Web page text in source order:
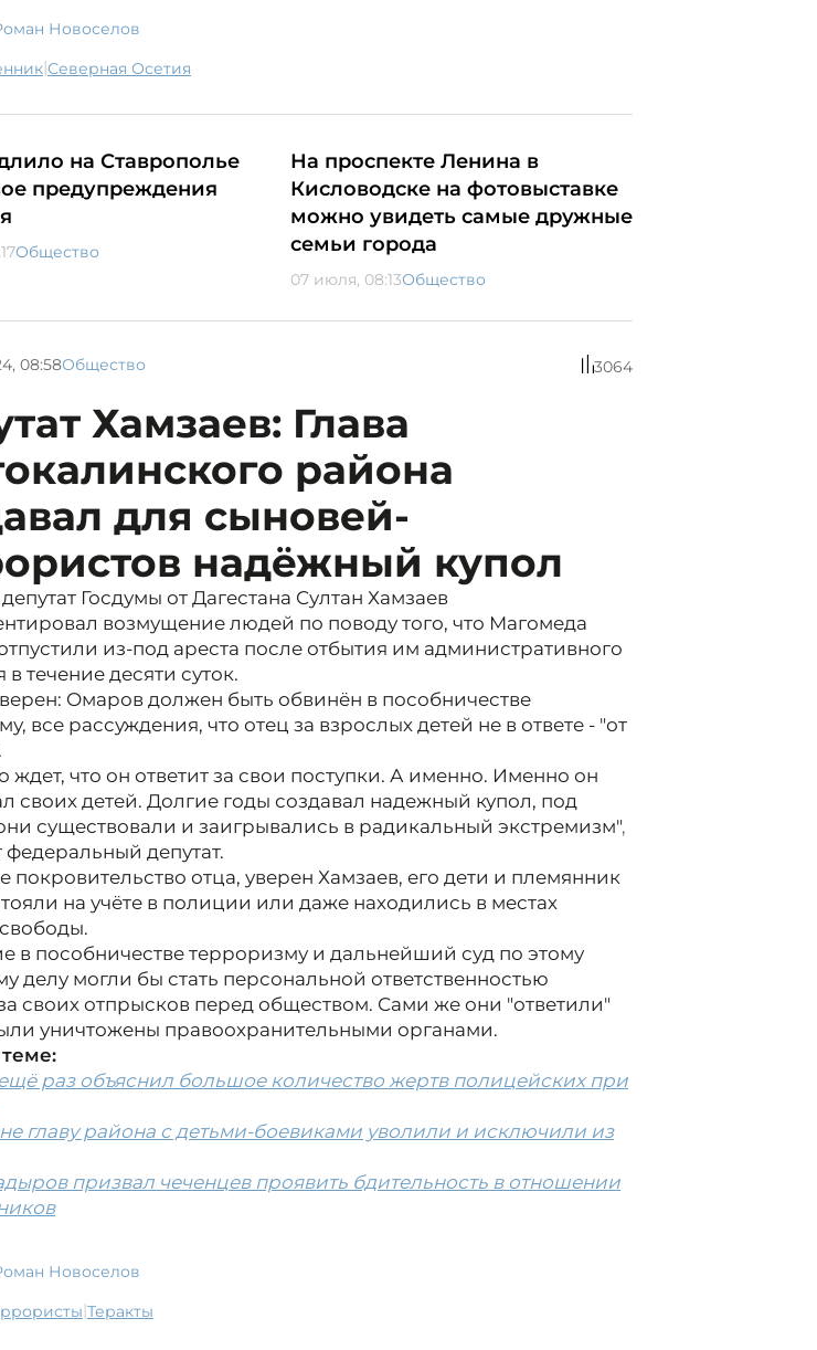
Новоселов
| Северная Осетия
на Ставрополье
предупреждения
Общество
На проспекте Ленина в
Кисловодске на фотовыставке
можно увидеть самые дружные
семьи города
07 июля, 08:13Общество
08:58Общество 3064
Хамзаев: Глава
района
для сыновей-
надёжный купол
Госдумы от Дагестана Султан Хамзаев
возмущение людей по поводу того, что Магомеда
из-под ареста после отбытия им административного
в течение десяти суток.
Омаров должен быть обвинён в пособничестве
все рассуждения, что отец за взрослых детей не в ответе - "от
ждет, что он ответит за свои поступки. А именно. Именно он
своих детей. Долгие годы создавал надежный купол, под
существовали и заигрывались в радикальный экстремизм",
федеральный депутат.
покровительство отца, уверен Хамзаев, его дети и племянник
на учёте в полиции или даже находились в местах
в пособничестве терроризму и дальнейший суд по этому
делу могли бы стать персональной ответственностью
своих отпрысков перед обществом. Сами же они "ответили"
уничтожены правоохранительными органами.
раз объяснил большое количество жертв полицейских при
главу района с детьми-боевиками уволили и исключили из
призвал чеченцев проявить бдительность в отношении
Новоселов
| теракты